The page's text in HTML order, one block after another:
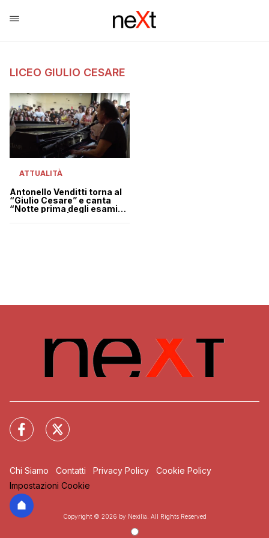
LICEO GIULIO CESARE
ATTUALITÀ
Antonello Venditti torna al
“Giulio Cesare” e canta
“Notte prima degli esami”
Chi Siamo Contatti Privacy Policy
Cookie Policy
Impostazioni Cookie
Copyright © 2026 by Nexilia. All Rights Reserved